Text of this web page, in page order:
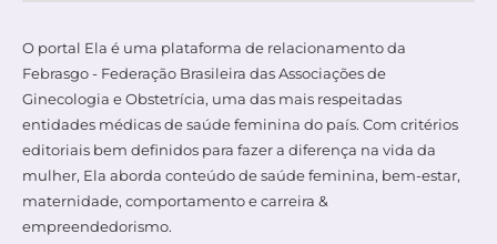
O portal Ela é uma plataforma de relacionamento da
Febrasgo - Federação Brasileira das Associações de
Ginecologia e Obstetrícia, uma das mais respeitadas
entidades médicas de saúde feminina do país. Com critérios
editoriais bem definidos para fazer a diferença na vida da
mulher, Ela aborda conteúdo de saúde feminina, bem-estar,
maternidade, comportamento e carreira &
empreendedorismo.